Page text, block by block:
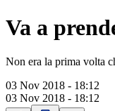
Va a
Non era la prima volta
03 Nov 2018 - 18:12
03 Nov 2018 - 18:12